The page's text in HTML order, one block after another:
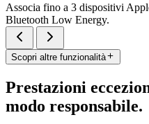
Associa fino a 3 dispositivi
Bluetooth Low Energy.
Scopri altre funzionalità
Prestazioni
modo responsabile.